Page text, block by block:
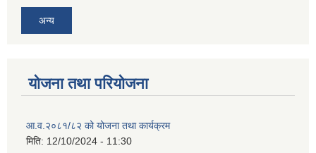
अन्य
योजना तथा परियोजना
आ.व.२०८१/८२ को योजना तथा कार्यक्रम
मिति: 12/10/2024 - 11:30